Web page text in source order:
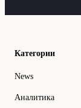
Категории
News
Аналитика